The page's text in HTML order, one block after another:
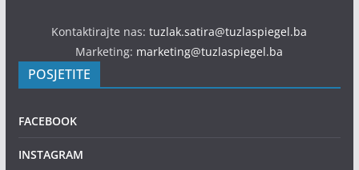
Kontaktirajte nas:tuzlak.satira@tuzlaspiegel.ba
Marketing: marketing@tuzlaspiegel.ba
POSJETITE
FACEBOOK
INSTAGRAM